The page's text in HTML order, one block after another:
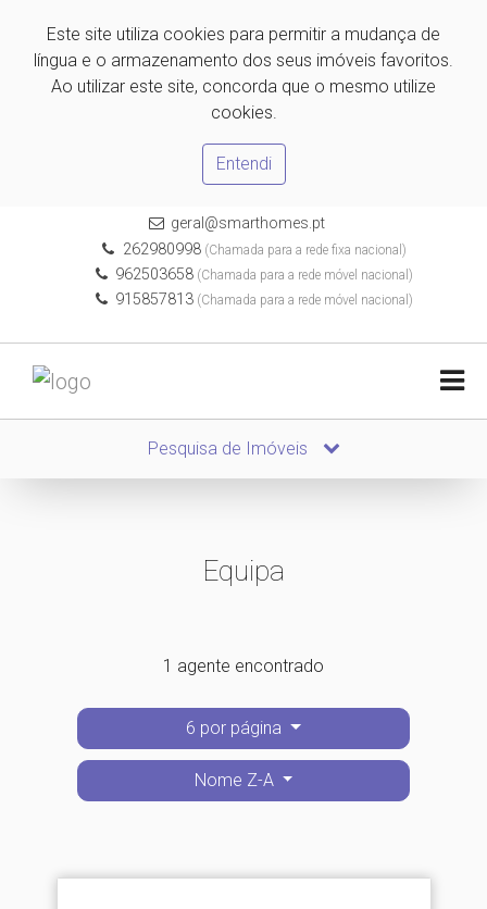
Este site utiliza cookies para permitir a mudança de
língua e o armazenamento dos seus imóveis favoritos.
Ao utilizar este site, concorda que o mesmo utilize
cookies.
Entendi
geral@smarthomes.pt
262980998(Chamada para a rede fixa nacional)
962503658 (Chamada para a rede móvel nacional)
915857813 (Chamada para a rede móvel nacional)
Pesquisa de Imóveis
Equipa
1 agente encontrado
6 por página
Nome Z-A